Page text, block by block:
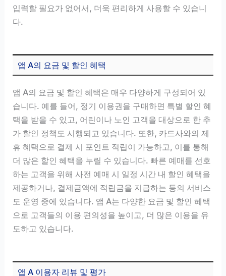
입력할 필요가 없어서, 더욱 편리하게 사용할 수 있습니
다.
앱 A의 요금 및 할인 혜택
앱 A의 요금 및 할인 혜택은 매우 다양하게 구성되어 있
습니다. 예를 들어, 정기 이용권을 구매하면 특별 할인 혜
택을 받을 수 있고, 어린이나 노인 고객을 대상으로 한 추
가 할인 정책도 시행되고 있습니다. 또한, 카드사와의 제
휴 혜택으로 결제 시 포인트 적립이 가능하고, 이를 통해
더 많은 할인 혜택을 누릴 수 있습니다. 빠른 예매를 선호
하는 고객을 위해 사전 예매 시 일정 시간 내 할인 혜택을
제공하거나, 결제금액에 적립금을 지급하는 등의 서비스
도 운영 중에 있습니다. 앱 A는 다양한 요금 및 할인 혜택
으로 고객들의 이용 편의성을 높이고, 더 많은 이용을 유
도하고 있습니다.
앱 A 이용자 리뷰 및 평가